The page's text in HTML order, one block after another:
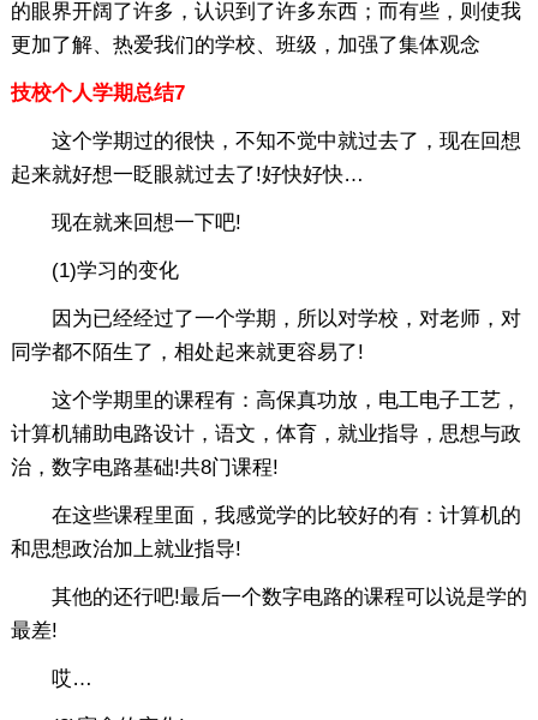
的眼界开阔了许多，认识到了许多东西；而有些，则使我
更加了解、热爱我们的学校、班级，加强了集体观念
技校个人学期总结7
这个学期过的很快，不知不觉中就过去了，现在回想
起来就好想一眨眼就过去了!好快好快…
现在就来回想一下吧!
(1)学习的变化
因为已经经过了一个学期，所以对学校，对老师，对
同学都不陌生了，相处起来就更容易了!
这个学期里的课程有：高保真功放，电工电子工艺，
计算机辅助电路设计，语文，体育，就业指导，思想与政
治，数字电路基础!共8门课程!
在这些课程里面，我感觉学的比较好的有：计算机的
和思想政治加上就业指导!
其他的还行吧!最后一个数字电路的课程可以说是学的
最差!
哎…